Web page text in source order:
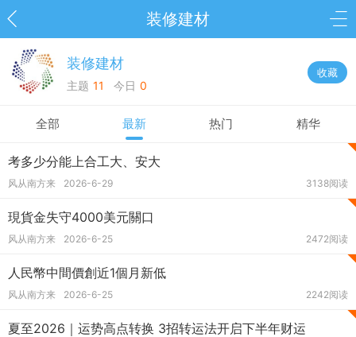
装修建材
装修建材
主题 11 今日 0
收藏
全部 最新 热门 精华
考多少分能上合工大、安大
风从南方来 2026-6-29 3138阅读
現貨金失守4000美元關口
风从南方来 2026-6-25 2472阅读
人民幣中間價創近1個月新低
风从南方来 2026-6-25 2242阅读
夏至2026｜运势高点转换 3招转运法开启下半年财运